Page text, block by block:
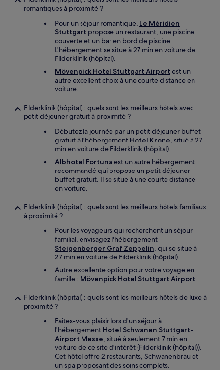
romantiques à proximité ?
Pour un séjour romantique, Le Méridien
Stuttgart propose un restaurant, une piscine
couverte et un bar en bord de piscine.
L'hébergement se situe à 27 min en voiture de
Filderklinik (hôpital).
Mövenpick Hotel Stuttgart Airport est un
autre excellent choix à une courte distance en
voiture.
Filderklinik (hôpital) : quels sont les meilleurs hôtels avec
petit déjeuner gratuit à proximité ?
Débutez la journée par un petit déjeuner buffet
gratuit à l'hébergement Hotel Krone, situé à 27
min en voiture de Filderklinik (hôpital).
Albhotel Fortuna est un autre hébergement
recommandé qui propose un petit déjeuner
buffet gratuit. Il se situe à une courte distance
en voiture.
Filderklinik (hôpital) : quels sont les meilleurs hôtels familiaux
à proximité ?
Pour les voyageurs qui recherchent un séjour
familial, envisagez l'hébergement
Steigenberger Graf Zeppelin, qui se situe à
27 min en voiture de Filderklinik (hôpital).
Autre excellente option pour votre voyage en
famille : Mövenpick Hotel Stuttgart Airport.
Filderklinik (hôpital) : quels sont les meilleurs hôtels de luxe à
proximité ?
Faites-vous plaisir lors d'un séjour à
l'hébergement Hotel Schwanen Stuttgart-
Airport Messe, situé à seulement 7 min en
voiture de ce site d'intérêt (Filderklinik (hôpital)).
Cet hôtel offre 2 restaurants, Schwanenbräu et
un spa proposant des soins complets.